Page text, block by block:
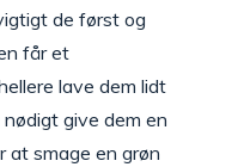
de først og
får et
lave dem lidt
nødigt give dem en
at smage en grøn